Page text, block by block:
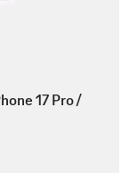
17 Pro /